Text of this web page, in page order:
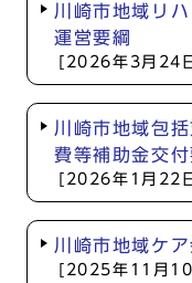
川崎市地域リ
運営要綱
[2026年3月24
川崎市地域包
費等補助金交付
[2026年1月22
川崎市地域ケ
[2025年11月10